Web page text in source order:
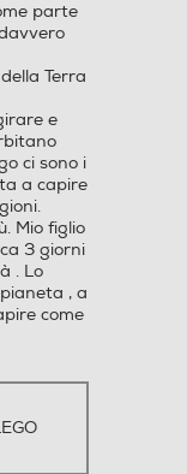
parte
Terra
e
ci sono i
a capire
Mio figlio
3 giorni
. Lo
, a
come